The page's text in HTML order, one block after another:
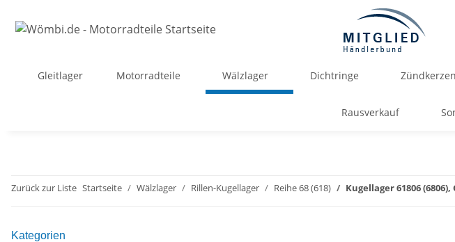
Gleitlager Motorradteile Wälzlager Dichtringe Zündkerzen
Rausverkauf
Zurück zur Liste Startseite Wälzlager Rillen-Kugellager Reihe 68 (618) Kugellager 61806 (6806),
Kategorien